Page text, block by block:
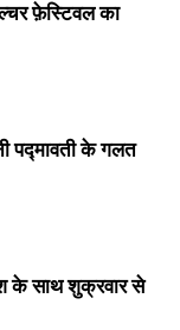
फ़ेस्टिवल का
पद्मावती के गलत
के साथ शुक्रवार से